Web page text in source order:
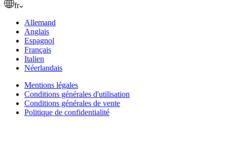
fr
Allemand
Anglais
Espagnol
Français
Italien
Néerlandais
Mentions légales
Conditions générales d'utilisation
Conditions générales de vente
Politique de confidentialité